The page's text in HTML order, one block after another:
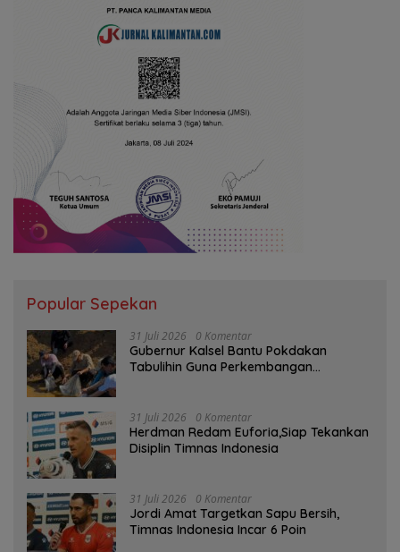
Popular Sepekan
31 Juli 2026 0 Komentar
Gubernur Kalsel Bantu Pokdakan
Tabulihin Guna Perkembangan
31 Juli 2026 0 Komentar
Herdman Redam Euforia,Siap Tekankan
Disiplin Timnas Indonesia
31 Juli 2026 0 Komentar
Jordi Amat Targetkan Sapu Bersih,
Timnas Indonesia Incar 6 Poin